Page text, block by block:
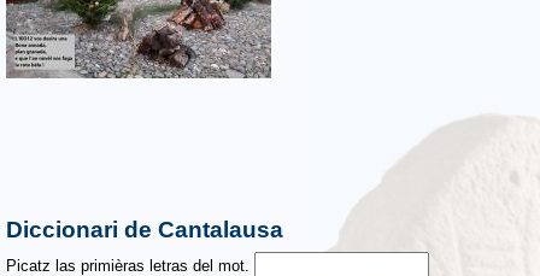
Diccionari de Cantalausa
Picatz las primièras letras del mot.